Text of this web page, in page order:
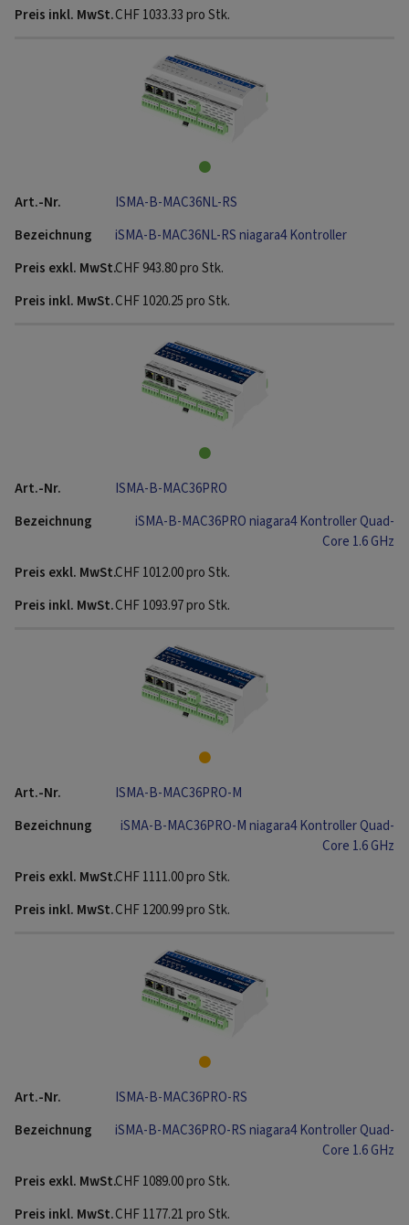
CHF1033.33pro Stk.
ISMA-B-MAC36NL-RS
iSMA-B-MAC36NL-RS niagara4 Kontroller
CHF943.80pro Stk.
CHF1020.25pro Stk.
ISMA-B-MAC36PRO
iSMA-B-MAC36PRO niagara4 Kontroller Quad-
Core 1.6 GHz
CHF1012.00pro Stk.
CHF1093.97pro Stk.
ISMA-B-MAC36PRO-M
iSMA-B-MAC36PRO-M niagara4 Kontroller Quad-
Core 1.6 GHz
CHF1111.00pro Stk.
CHF1200.99pro Stk.
ISMA-B-MAC36PRO-RS
iSMA-B-MAC36PRO-RS niagara4 Kontroller Quad-
Core 1.6 GHz
CHF1089.00pro Stk.
CHF1177.21pro Stk.